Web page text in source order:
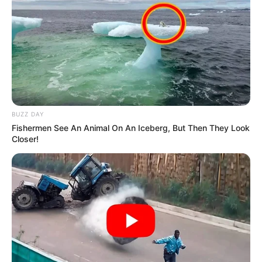
SARAMPIÓN AVENIDA AMBALÁ
IBAGUÉ
PARQUE DE DIVERSIONES
ELECCIONES PRESIDENCIALES
FENÓMENO DEL NIÑO
IBAL
BUZZ DAY
Fishermen See An Animal On An Iceberg, But Then They Look
Closer!